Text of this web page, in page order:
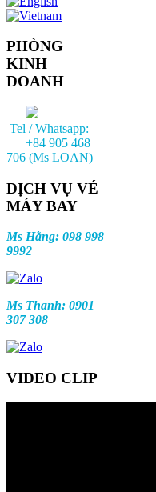
PHÒNG
KINH
DOANH
Tel / Whatsapp:
+84 905 468
706 (Ms LOAN)
DỊCH VỤ VÉ
MÁY BAY
Ms Hằng: 098 998
9992
Ms Thanh: 0901
307 308
VIDEO CLIP